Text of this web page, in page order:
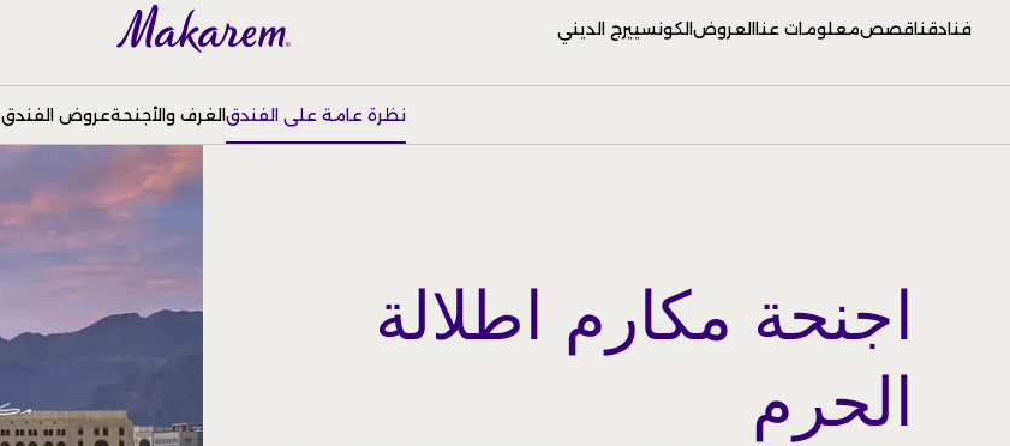
فنادقناقصصمعلومات عناالعروضالكونسييرج الديني
نظرة عامة على الفندقالغرف والأجنحةعروض الفندق
اجنحة مكارم اطلالة
الحرم